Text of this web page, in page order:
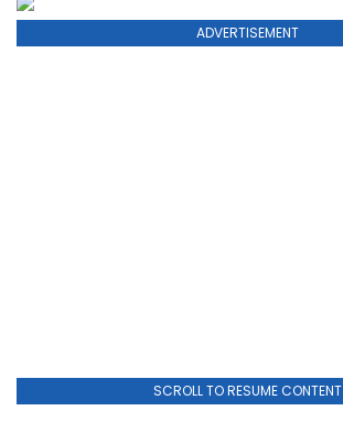
ADVERTISEMENT
SCROLL TO RESUME CONTENT